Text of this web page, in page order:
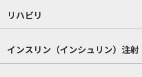
リハビリ
インスリン（インシュリン）注射